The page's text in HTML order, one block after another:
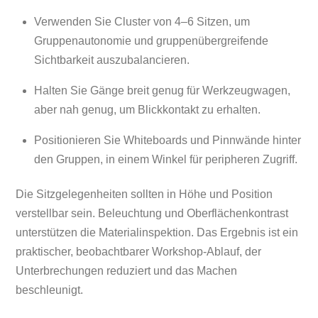
Verwenden Sie Cluster von 4–6 Sitzen, um
Gruppenautonomie und gruppenübergreifende
Sichtbarkeit auszubalancieren.
Halten Sie Gänge breit genug für Werkzeugwagen,
aber nah genug, um Blickkontakt zu erhalten.
Positionieren Sie Whiteboards und Pinnwände hinter
den Gruppen, in einem Winkel für peripheren Zugriff.
Die Sitzgelegenheiten sollten in Höhe und Position
verstellbar sein. Beleuchtung und Oberflächenkontrast
unterstützen die Materialinspektion. Das Ergebnis ist ein
praktischer, beobachtbarer Workshop‑Ablauf, der
Unterbrechungen reduziert und das Machen
beschleunigt.